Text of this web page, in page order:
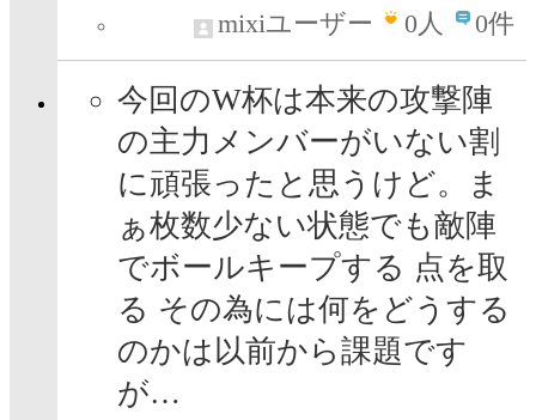
mixiユーザー 0人 0件
今回のW杯は本来の攻撃陣
の主力メンバーがいない割
に頑張ったと思うけど。ま
ぁ枚数少ない状態でも敵陣
でボールキープする 点を取
る その為には何をどうする
のかは以前から課題です
が…